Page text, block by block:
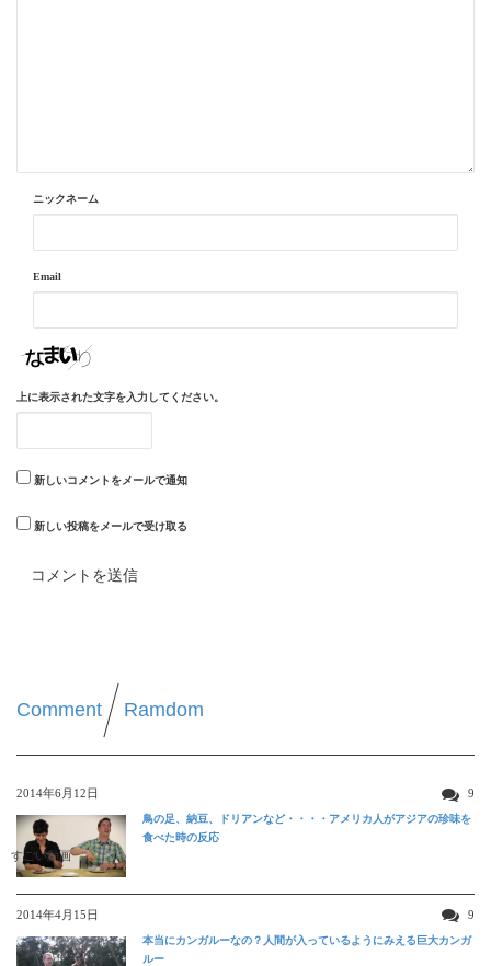
ニックネーム
Email
上に表示された文字を入力してください。
新しいコメントをメールで通知
新しい投稿をメールで受け取る
Comment Ramdom
2014年6月12日 9
すごい動画
鳥の足、納豆、ドリアンなど・・・・アメリカ人がアジアの珍味を
食べた時の反応
2014年4月15日 9
本当にカンガルーなの？人間が入っているようにみえる巨大カンガ
ルー